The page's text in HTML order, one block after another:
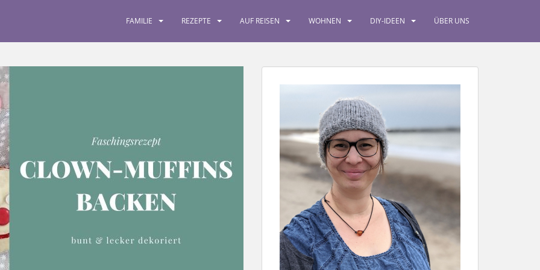
FAMILIE REZEPTE AUF REISEN WOHNEN DIY-IDEEN ÜBER UNS